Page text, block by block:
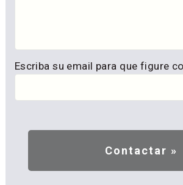
Escriba su email para que figure